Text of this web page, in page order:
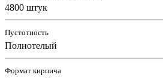
4800 штук
Пустотность
Полнотелый
Формат кирпича